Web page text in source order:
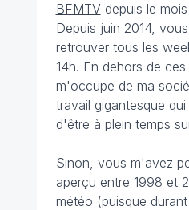
BFMTVdepuis le
Depuis juin 2014,
retrouver tous les
14h. En dehors de
m'occupe de ma
travail gigantesque
d'être à plein temps
Sinon, vous m'avez
aperçu entre 1998 et
météo (puisque